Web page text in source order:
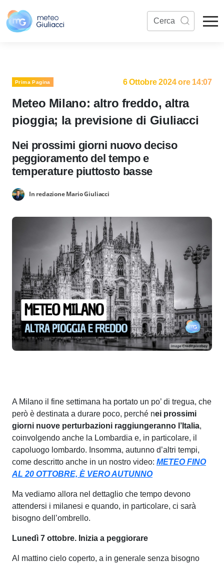
Prima Pagina 6 Ottobre 2024 ore 14:07
Meteo Milano: altro freddo, altra
pioggia; la previsione di Giuliacci
Nei prossimi giorni nuovo deciso
peggioramento del tempo e
temperature piuttosto basse
In redazione Mario Giuliacci
A Milano il fine settimana ha portato un po’ di tregua, che
però è destinata a durare poco, perché nei prossimi
giorni nuove perturbazioni raggiungeranno l’Italia,
coinvolgendo anche la Lombardia e, in particolare, il
capoluogo lombardo. Insomma, autunno d’altri tempi,
come descritto anche in un nostro video: METEO FINO
AL 20 OTTOBRE, È VERO AUTUNNO
Ma vediamo allora nel dettaglio che tempo devono
attendersi i milanesi e quando, in particolare, ci sarà
bisogno dell’ombrello.
Lunedì 7 ottobre. Inizia a peggiorare
Al mattino cielo coperto, a in generale senza bisogno